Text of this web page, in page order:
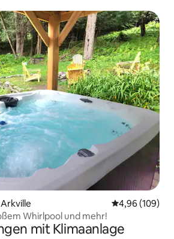
4,96 (109)
Whirlpool und mehr!
mit Klimaanlage